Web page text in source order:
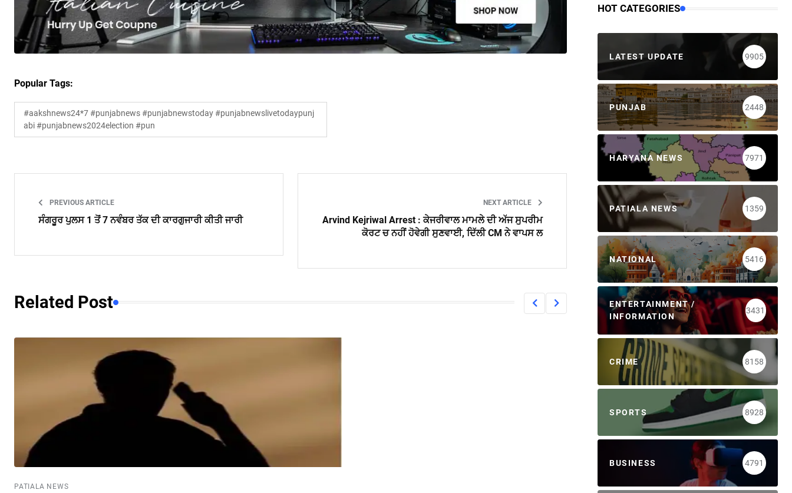
Popular Tags:
#aakshnews24*7 #punjabnews #punjabnewstoday #punjabnewslivetodaypunj
abi #punjabnews2024election #pun
PREVIOUS ARTICLE
ਸੰਗਰੂਰ ਪੁਲਸ 1 ਤੋਂ 7 ਨਵੰਬਰ ਤੱਕ ਦੀ ਕਾਰਗੁਜਾਰੀ ਕੀਤੀ ਜਾਰੀ
NEXT ARTICLE
Arvind Kejriwal Arrest : ਕੇਜਰੀਵਾਲ ਮਾਮਲੇ ਦੀ ਅੱਜ ਸੁਪਰੀਮ
ਕੋਰਟ ਚ ਨਹੀਂ ਹੋਵੇਗੀ ਸੁਣਵਾਈ, ਦਿੱਲੀ CM ਨੇ ਵਾਪਸ ਲ
Related Post
PATIALA NEWS
HOT CATEGORIES
LATEST UPDATE 9905
PUNJAB 2448
HARYANA NEWS 7971
PATIALA NEWS 1359
NATIONAL 5416
ENTERTAINMENT /
INFORMATION
3431
CRIME 8158
SPORTS 8928
BUSINESS 4791